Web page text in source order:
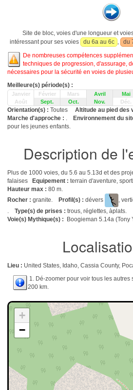
Site de bloc, voies d'une longueur et
intéressant pour ses voies
du 6a au 6c , du
De nombreuses compétences
techniques de progression, d'assurage,
nécessaires pour la sécurité en voies de
Meilleure(s) période(s) :
Janvier Février Mars Avril Mai
Août
Sept. Oct. Nov. Déc.
Orientation(s) : Toutes Altitude au pied des
Marche d'approche : . Environnement du
pour les jeunes enfants.
Description de
Plus de 1000 voies, du 5.6 au 5.13d et des
falaises
Equipement : terrain d'aventure,
Hauteur max : 80 m.
Rocher : granite. Profil(s) : dévers ,
. Type(s) de prises : trous, réglettes, àplats.
Voie(s) Mythique(s) :
Boogieman 5.14a (Tony
Lieu : United States, Idaho, Cassia County,
1. Dé-zoomer pour voir tous les autres
200 km.
+
−